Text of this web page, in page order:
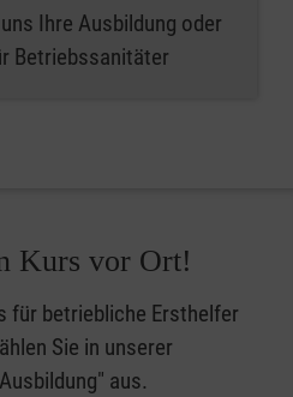
Ihre Ausbildung oder
Betriebssanitäter
Kurs vor Ort!
für betriebliche Ersthelfer
Sie in unserer
aus.